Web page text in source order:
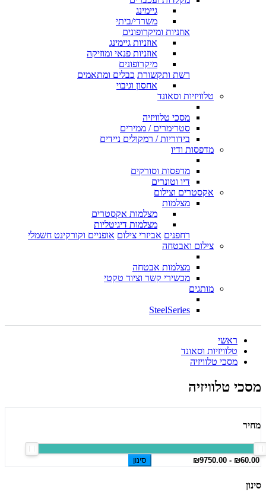
גיימינג
משרדי/ביתי
אוזניות ומיקרופונים
אוזניות גיימינג
אוזניות פנאי ומוזיקה
מיקרופונים
רשת ותקשורת כבלים ומתאמים
אחסון וגיבוי
טלוויזיות וסאונד
מסכי טלוויזיה
סטרימרים / ממירים
בידוריות / רמקולים ניידים
מדפסות ודיו
מדפסות וסורקים
דיו וטונרים
אקסטרים וצילום
מצלמות
מצלמות אקסטרים
מצלמות דיגיטליות
רחפנים אביזרי צילום אופניים וקורקינט חשמלי
צילום ואבטחה
מצלמות אבטחה
מכשירי קשר וציוד טקטי
מותגים
SteelSeries
ראשי
טלוויזיות וסאונד
מסכי טלוויזיה
מסכי טלוויזיה
מחיר
סינון
סינון